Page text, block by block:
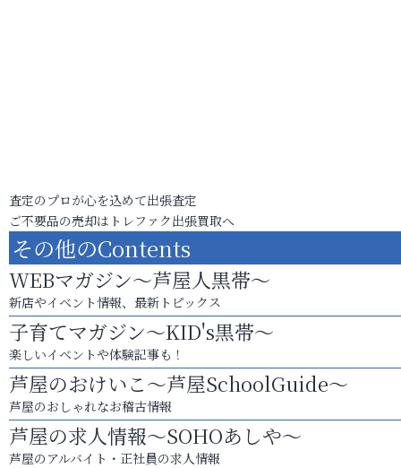
査定のプロが心を込めて出張査定
ご不要品の売却はトレファク出張買取へ
その他のContents
WEBマガジン～芦屋人黒帯～
新店やイベント情報、最新トピックス
子育てマガジン～KID's黒帯～
楽しいイベントや体験記事も！
芦屋のおけいこ～芦屋SchoolGuide～
芦屋のおしゃれなお稽古情報
芦屋の求人情報～SOHOあしや～
芦屋のアルバイト・正社員の求人情報